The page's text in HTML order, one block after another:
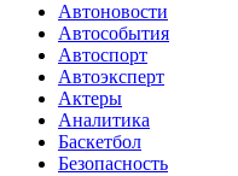
Автоновости
Автособытия
Автоспорт
Автоэксперт
Актеры
Аналитика
Баскетбол
Безопасность